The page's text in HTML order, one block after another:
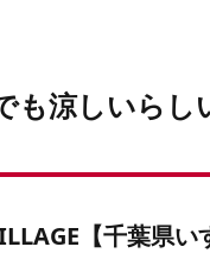
も涼しいらし
【千葉県い